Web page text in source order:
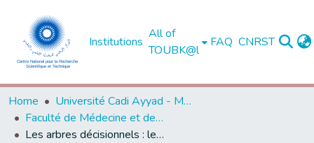
Institutions
All of
TOUBK@l
FAQ CNRST
Home
Université Cadi Ayyad - Marrakech
Faculté de Médecine et de Pharmacie - Marrakech
Les arbres décisionnels : le support pédagogique dans la formation des étudiants en médecine au sein des services pédiatriques